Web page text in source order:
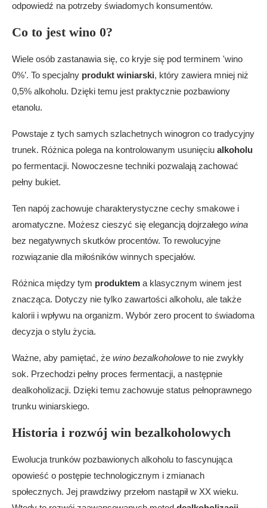
Dla kogo sprawdzi się ten napój?
Gdzie mogę kupić takie wina?
Czy szampan bezalkoholowy nadaje się na
odpowiedź na potrzeby świadomych konsumentów.
Co to jest wino 0?
Wiele osób zastanawia się, co kryje się pod terminem 'wino
0%’. To specjalny produkt winiarski, który zawiera mniej niż
0,5% alkoholu. Dzięki temu jest praktycznie pozbawiony
etanolu.
Powstaje z tych samych szlachetnych winogron co tradycyjny
trunek. Różnica polega na kontrolowanym usunięciu alkoholu
po fermentacji. Nowoczesne techniki pozwalają zachować
pełny bukiet.
Ten napój zachowuje charakterystyczne cechy smakowe i
aromatyczne. Możesz cieszyć się elegancją dojrzałego wina
bez negatywnych skutków procentów. To rewolucyjne
rozwiązanie dla miłośników winnych specjałów.
Różnica między tym produktem a klasycznym winem jest
znacząca. Dotyczy nie tylko zawartości alkoholu, ale także
kalorii i wpływu na organizm. Wybór zero procent to świadoma
decyzja o stylu życia.
Ważne, aby pamiętać, że wino bezalkoholowe to nie zwykły
sok. Przechodzi pełny proces fermentacji, a następnie
dealkoholizacji. Dzięki temu zachowuje status pełnoprawnego
trunku winiarskiego.
Historia i rozwój win bezalkoholowych
Ewolucja trunków pozbawionych alkoholu to fascynująca
opowieść o postępie technologicznym i zmianach
społecznych. Jej prawdziwy przełom nastąpił w XX wieku.